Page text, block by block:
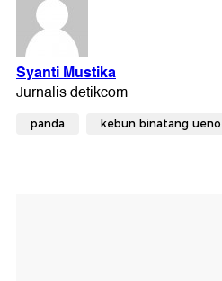
panda kebun binatang ueno